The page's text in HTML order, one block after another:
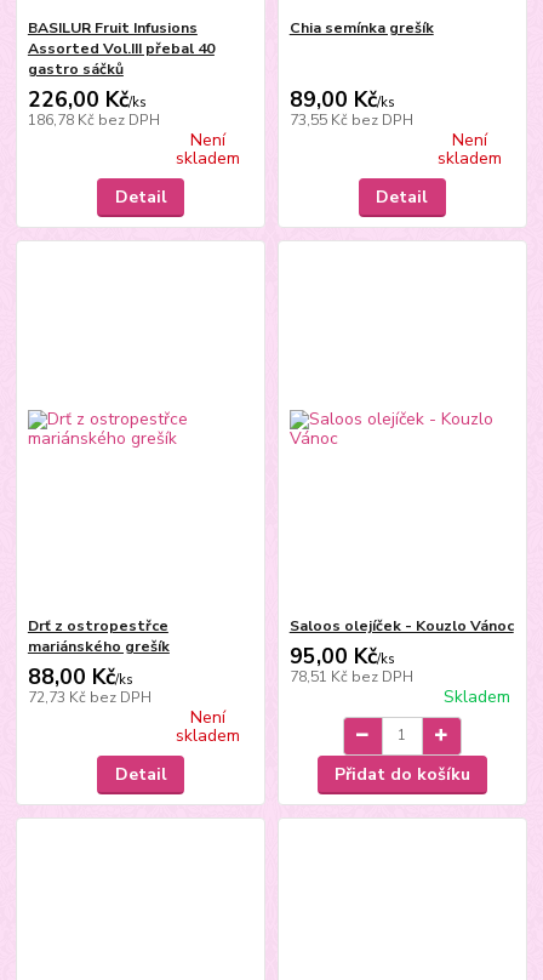
BASILUR Fruit Infusions
Assorted Vol.III přebal 40
gastro sáčků
226,00 Kč/ks
186,78 Kč bez DPH
Není
skladem
Detail
Chia semínka grešík
89,00 Kč/ks
73,55 Kč bez DPH
Není
skladem
Detail
Drť z ostropestřce
mariánského grešík
88,00 Kč/ks
72,73 Kč bez DPH
Není
skladem
Detail
Saloos olejíček - Kouzlo Vánoc
95,00 Kč/ks
78,51 Kč bez DPH
Skladem
Přidat do košíku